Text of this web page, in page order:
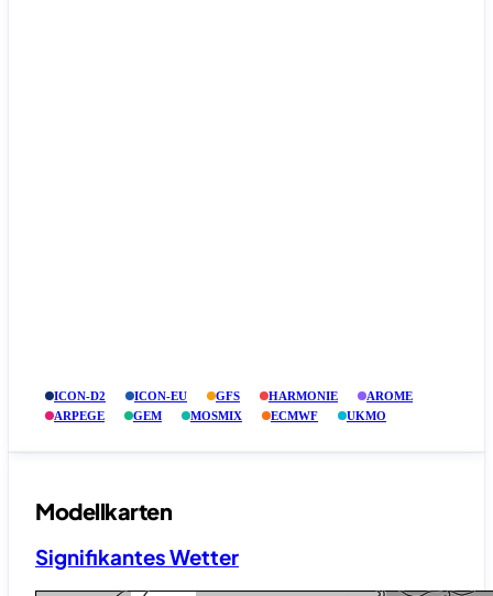
ICON-D2 ICON-EU GFS HARMONIE
AROME
ARPEGE
GEM MOSMIX ECMWF UKMO
Modellkarten
Signifikantes Wetter